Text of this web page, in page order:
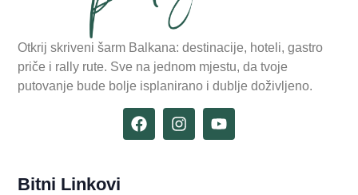
Otkrij skriveni šarm Balkana: destinacije, hoteli, gastro
priče i rally rute. Sve na jednom mjestu, da tvoje
putovanje bude bolje isplanirano i dublje doživljeno.
Bitni Linkovi